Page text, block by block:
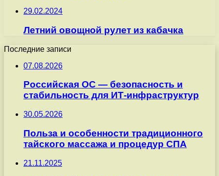
29.02.2024
Летний овощной рулет из кабачка
Последние записи
07.08.2026
Российская ОС — безопасность и
стабильность для ИТ-инфраструктур
30.05.2026
Польза и особенности традиционного
тайского массажа и процедур СПА
21.11.2025